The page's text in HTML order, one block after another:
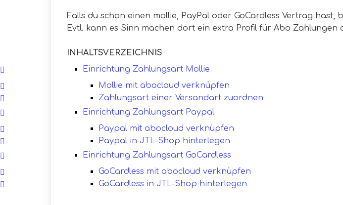
Falls du schon einen mollie, PayPal oder GoCardless Vertrag hast,
Evtl. kann es Sinn machen dort ein extra Profil für Abo Zahlungen
INHALTSVERZEICHNIS
Einrichtung Zahlungsart Mollie
Mollie mit abocloud verknüpfen
Zahlungsart einer Versandart zuordnen
Einrichtung Zahlungsart Paypal
Paypal mit abocloud verknüpfen
Paypal in JTL-Shop hinterlegen
Einrichtung Zahlungsart GoCardless
GoCardless mit abocloud verknüpfen
GoCardless in JTL-Shop hinterlegen